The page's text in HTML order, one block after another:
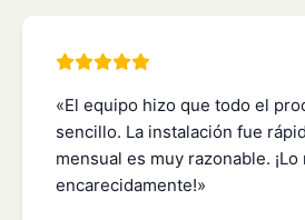
«El equipo hizo que todo el
sencillo. La instalación fue
mensual es muy razonable.
encarecidamente!»